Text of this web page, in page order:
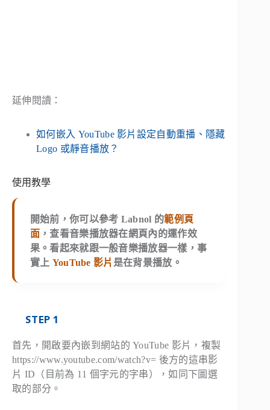
延伸閱讀：
如何嵌入 YouTube 影片設定自動重播、隱藏
Logo 或靜音播放？
使用教學
開始前，你可以參考 Labnol 的範例頁
面，查看音樂播放器在網頁內的運作效
果。看起來就跟一般音樂播放器一樣，事
實上 YouTube 影片 是在背景播放。
STEP 1
首先，開啟要內嵌到網站的 YouTube 影片，複製
https://www.youtube.com/watch?v= 後方的這串影
片 ID（目前為 11 個字元的字串），如同下圖選
取的部分。